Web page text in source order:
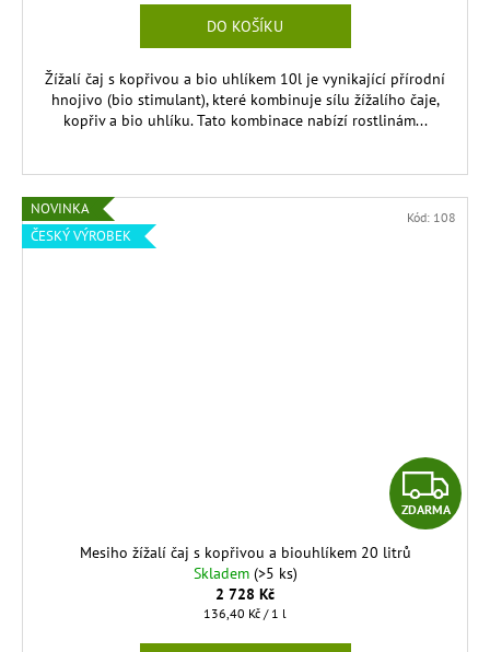
DO KOŠÍKU
Žížalí čaj s kopřivou a bio uhlíkem 10l je vynikající přírodní
hnojivo (bio stimulant), které kombinuje sílu žížalího čaje,
kopřiv a bio uhlíku. Tato kombinace nabízí rostlinám...
NOVINKA
ČESKÝ VÝROBEK
Z
D
ZDARMA
Mesiho žížalí čaj s kopřivou a biouhlíkem 20 litrů
Skladem (>5 ks)
2 728 Kč
Měrná
136,40 Kč / 1 l
Kód: 108